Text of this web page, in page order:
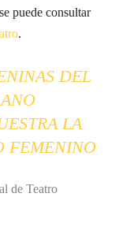
puede consultar
.
DEL
LA
FEMENINO
de Teatro